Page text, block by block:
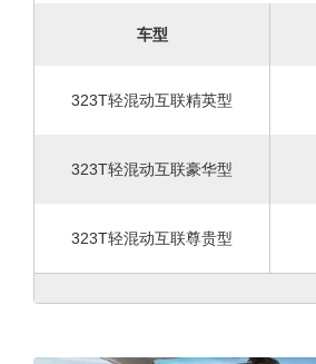
车型
323T轻混动互联精英型
323T轻混动互联豪华型
323T轻混动互联尊贵型